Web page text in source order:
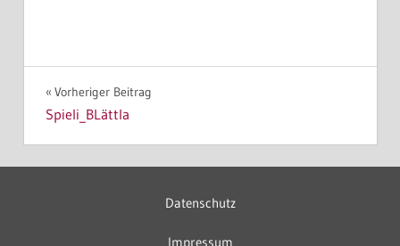
Beitragsnavigation
Vorheriger Beitrag
Spieli_BLättla
Datenschutz
Impressum